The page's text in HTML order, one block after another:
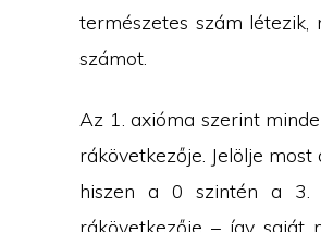
természetes szám létezik,
számot.
Az 1. axióma szerint
rákövetkezője. Jelölje
hiszen a 0 szintén a 3.
rákövetkezője – így saját